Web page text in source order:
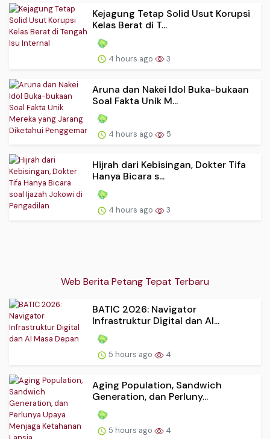
Kejagung Tetap Solid Usut Korupsi
Kelas Berat di T...
4 hours ago 3
Aruna dan Nakei Idol Buka-bukaan
Soal Fakta Unik M...
4 hours ago 5
Hijrah dari Kebisingan, Dokter Tifa
Hanya Bicara s...
4 hours ago 3
Web Berita Petang Tepat Terbaru
BATIC 2026: Navigator
Infrastruktur Digital dan AI...
5 hours ago 4
Aging Population, Sandwich
Generation, dan Perluny...
5 hours ago 4